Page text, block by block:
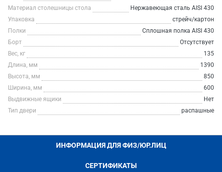
Материал столешницы стола
Нержавеющая сталь AISI 430
Упаковка
стрейч/картон
Полки
Сплошная полка AISI 430
Борт
Отсутствует
Вес, кг
135
Длина, мм
1390
Высота, мм
850
Ширина, мм
600
Выдвижные ящики
Нет
Тип двери
распашные
ИНФОРМАЦИЯ ДЛЯ ФИЗ/ЮР.ЛИЦ
СЕРТИФИКАТЫ